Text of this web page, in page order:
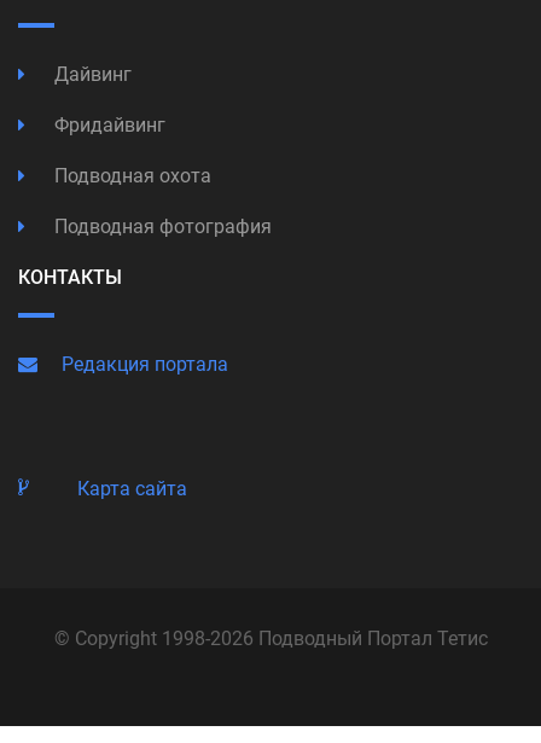
Дайвинг
Фридайвинг
Подводная охота
Подводная фотография
КОНТАКТЫ
Редакция портала
Карта сайта
© Copyright 1998-2026 Подводный Портал Тетис